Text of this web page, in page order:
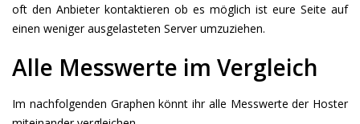
oft den Anbieter kontaktieren ob es möglich ist eure Seite auf
einen weniger ausgelasteten Server umzuziehen.
Alle Messwerte im Vergleich
Im nachfolgenden Graphen könnt ihr alle Messwerte der Hoster